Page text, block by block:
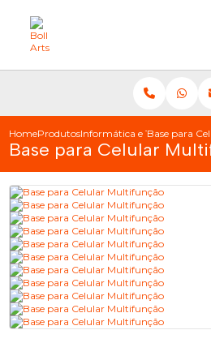
HomeProdutosInformática e Telefonia
Base para
Base para Celular